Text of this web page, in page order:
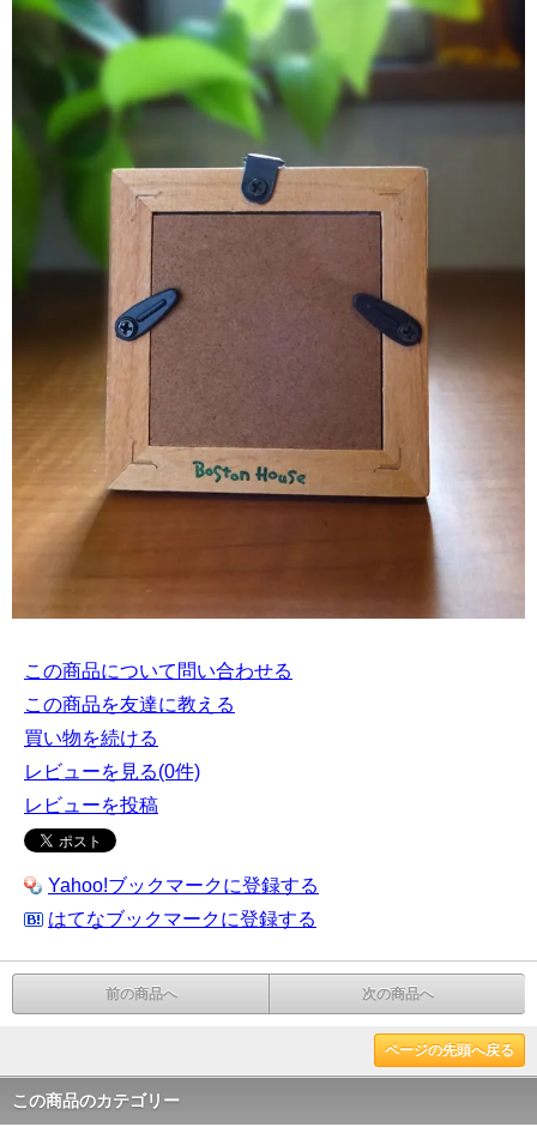
この商品について問い合わせる
この商品を友達に教える
買い物を続ける
レビューを見る(0件)
レビューを投稿
Yahoo!ブックマークに登録する
はてなブックマークに登録する
前の商品へ 次の商品へ
ページの先頭へ戻る
この商品のカテゴリー